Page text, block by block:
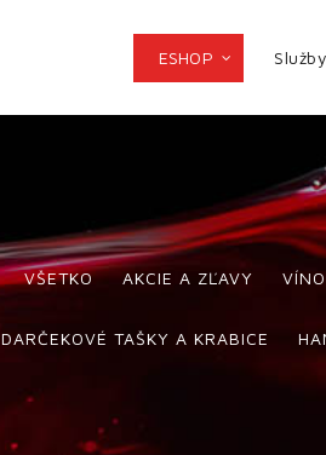
ESHOP Služby
VŠETKO AKCIE A ZĽAVY VÍNO
DARČEKOVÉ TAŠKY A KRABICE